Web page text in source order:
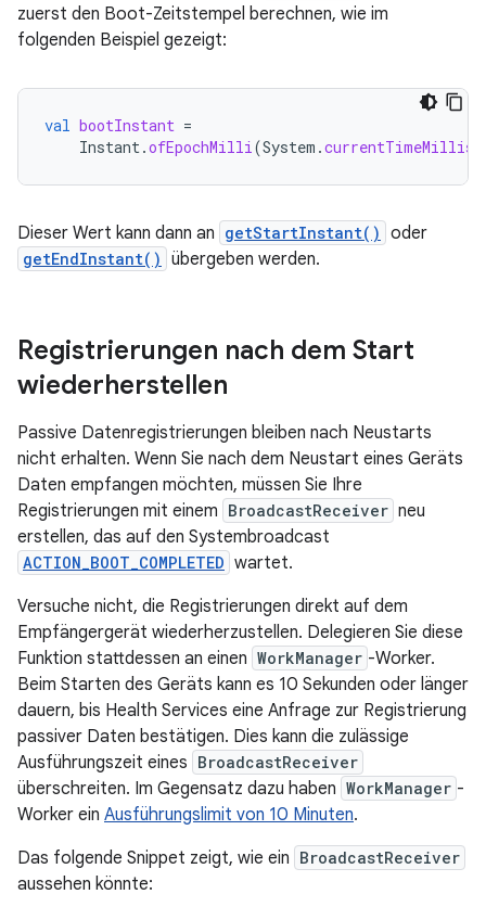
zuerst den Boot-Zeitstempel berechnen, wie im
folgenden Beispiel gezeigt:
val bootInstant =
Instant.ofEpochMilli(System .currentTimeMillis
Dieser Wert kann dann an getStartInstant() oder
getEndInstant() übergeben werden.
Registrierungen nach dem Start
wiederherstellen
Passive Datenregistrierungen bleiben nach Neustarts
nicht erhalten. Wenn Sie nach dem Neustart eines Geräts
Daten empfangen möchten, müssen Sie Ihre
Registrierungen mit einem BroadcastReceiver neu
erstellen, das auf den Systembroadcast
ACTION_BOOT_COMPLETED wartet.
Versuche nicht, die Registrierungen direkt auf dem
Empfängergerät wiederherzustellen. Delegieren Sie diese
Funktion stattdessen an einen WorkManager -Worker.
Beim Starten des Geräts kann es 10 Sekunden oder länger
dauern, bis Health Services eine Anfrage zur Registrierung
passiver Daten bestätigen. Dies kann die zulässige
Ausführungszeit eines BroadcastReceiver
überschreiten. Im Gegensatz dazu haben WorkManager -
Worker ein Ausführungslimit von 10 Minuten.
Das folgende Snippet zeigt, wie ein BroadcastReceiver
aussehen könnte: